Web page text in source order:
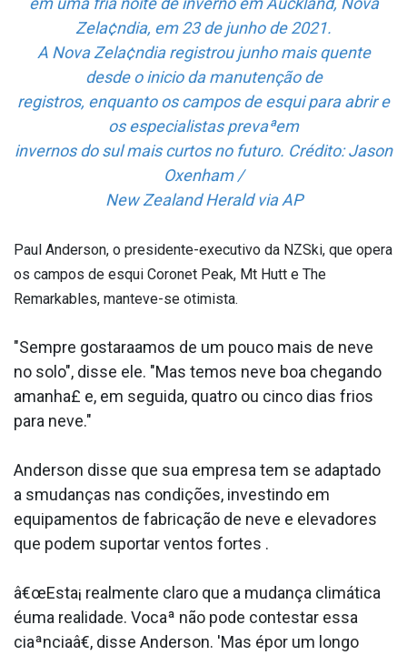
Zela¢ndia, em 23 de junho de 2021.
A Nova Zela¢ndia registrou junho mais quente
desde o ini­cio da manutenção de
registros, enquanto os campos de esqui para abrir e
os especialistas prevaªem
invernos do sul mais curtos no futuro. Crédito: Jason
Oxenham /
New Zealand Herald via AP
Paul Anderson, o presidente-executivo da NZSki, que opera
os campos de esqui Coronet Peak, Mt Hutt e The
Remarkables, manteve-se otimista.
"Sempre gostara­amos de um pouco mais de neve
no solo", disse ele. "Mas temos neve boa chegando
amanha£ e, em seguida, quatro ou cinco dias frios
para neve."
Anderson disse que sua empresa tem se adaptado
a smudanças nas condições, investindo em
equipamentos de fabricação de neve e elevadores
que podem suportar ventos fortes .
â€œEsta¡ realmente claro que a mudança climática
éuma realidade. Vocaª não pode contestar essa
ciaªnciaâ€, disse Anderson. 'Mas épor um longo